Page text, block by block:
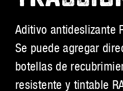
Aditivo antideslizante
Se puede agregar
botellas de
resistente y tintable